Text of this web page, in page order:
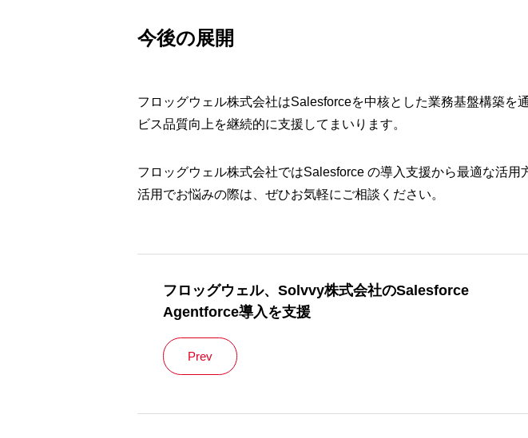
今後の展開
フロッグウェル株式会社はSalesforceを中核とした業務基盤構築
ビス品質向上を継続的に支援してまいります。
フロッグウェル株式会社ではSalesforce の導入支援から最適な活
活用でお悩みの際は、ぜひお気軽にご相談ください。
フロッグウェル、Solvvy株式会社のSalesforce
Agentforce導入を支援
Prev